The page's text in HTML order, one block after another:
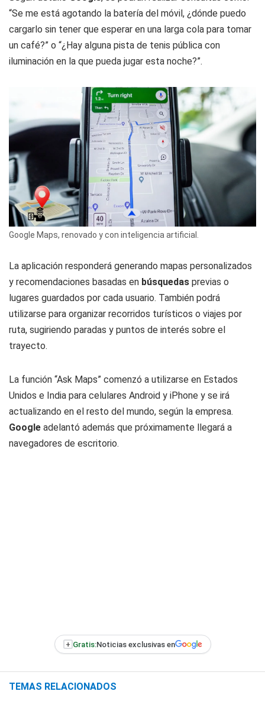
“Se me está agotando la batería del móvil, ¿dónde puedo
cargarlo sin tener que esperar en una larga cola para tomar
un café?” o “¿Hay alguna pista de tenis pública con
iluminación en la que pueda jugar esta noche?”.
Google Maps, renovado y con inteligencia artificial.
La aplicación responderá generando mapas personalizados
y recomendaciones basadas en búsquedas previas o
lugares guardados por cada usuario. También podrá
utilizarse para organizar recorridos turísticos o viajes por
ruta, sugiriendo paradas y puntos de interés sobre el
trayecto.
La función “Ask Maps” comenzó a utilizarse en Estados
Unidos e India para celulares Android y iPhone y se irá
actualizando en el resto del mundo, según la empresa.
Google adelantó además que próximamente llegará a
navegadores de escritorio.
+ Gratis:Noticias exclusivas en
TEMAS RELACIONADOS